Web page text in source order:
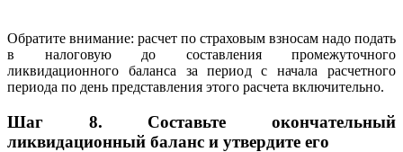
Обратите внимание: расчет по страховым взносам надо подать
в налоговую до составления промежуточного
ликвидационного баланса за период с начала расчетного
периода по день представления этого расчета включительно.
Шаг 8. Составьте окончательный
ликвидационный баланс и утвердите его